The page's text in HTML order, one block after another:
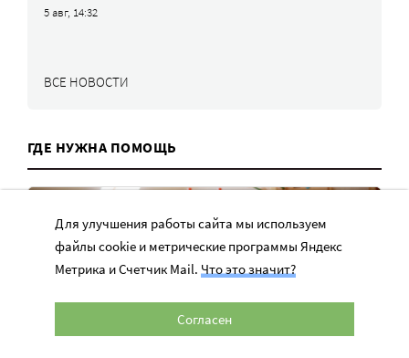
5 авг, 14:32
ВСЕ НОВОСТИ
ГДЕ НУЖНА ПОМОЩЬ
Для улучшения работы сайта мы используем
файлы cookie и метрические программы Яндекс
Метрика и Счетчик Mail. Что это значит?
Согласен